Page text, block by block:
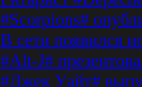
#Scorpions#
В сети появился
#Alt-J#
#Джек Уайт#